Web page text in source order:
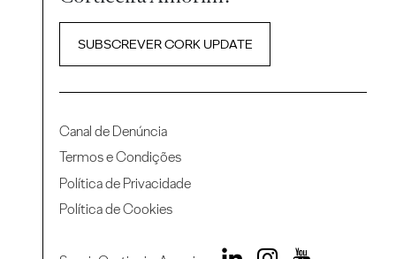
SUBSCREVER CORK UPDATE
Canal de Denúncia
Termos e Condições
Política de Privacidade
Política de Cookies